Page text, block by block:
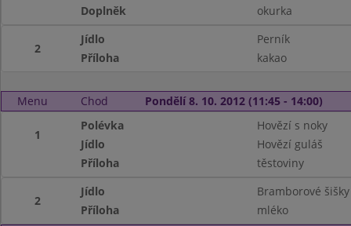
Doplněk
okurka
2
Jídlo
Perník
Příloha
kakao
Menu Chod Pondělí 8. 10. 2012 (11:45 - 14:00)
1
Polévka
Hovězí s noky
Jídlo
Hovězí guláš
Příloha
těstoviny
2
Jídlo
Bramborové
Příloha
mléko